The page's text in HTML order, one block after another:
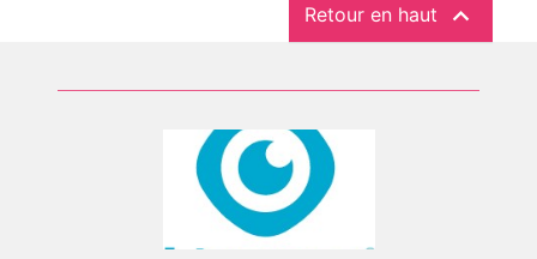
Retour en haut 